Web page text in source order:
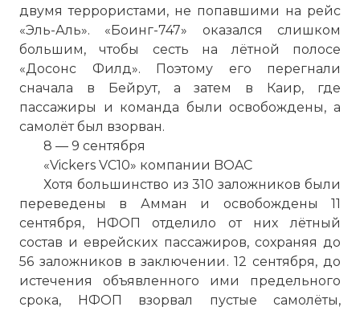
двумя террористами, не попавшими на рейс
«Эль-Аль». «Боинг-747» оказался слишком
большим, чтобы сесть на лётной полосе
«Досонс Филд». Поэтому его перегнали
сначала в Бейрут, а затем в Каир, где
пассажиры и команда были освобождены, а
самолёт был взорван.
8 — 9 сентября
«Vickers VC10» компании BOAC
Хотя большинство из 310 заложников были
переведены в Амман и освобождены 11
сентября, НФОП отделило от них лётный
состав и еврейских пассажиров, сохраняя до
56 заложников в заключении. 12 сентября, до
истечения объявленного ими предельного
срока, НФОП взорвал пустые самолёты,